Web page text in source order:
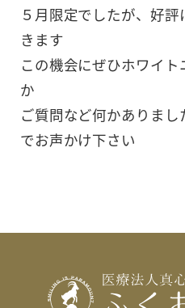
５月限定でしたが、好
きます
この機会にぜひホワイ
か
ご質問など何かありま
でお声かけ下さい